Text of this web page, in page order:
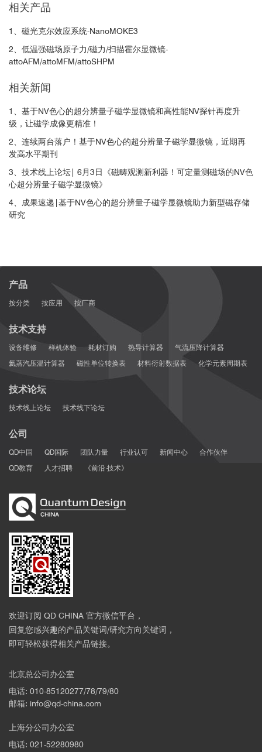
相关产品
1、磁光克尔效应系统-NanoMOKE3
2、低温强磁场原子力/磁力/扫描霍尔显微镜-
attoAFM/attoMFM/attoSHPM
相关新闻
1、基于NV色心的超分辨量子磁学显微镜和高性能NV探针再度升
级，让磁学成像更精准！
2、连续两台落户！基于NV色心的超分辨量子磁学显微镜，近期再
发高水平期刊
3、技术线上论坛| 6月3日《磁畴观测新利器！可定量测磁场的NV色
心超分辨量子磁学显微镜》
4、成果速递|基于NV色心的超分辨量子磁学显微镜助力新型磁存储
研究
产品
按分类 按应用 按厂商
技术支持
设备维修 样机体验 耗材订购 热导计算器
气流压降计算器
氦蒸汽压温计算器
磁性单位转换表 材料衍射数据表 化学元素周期表
技术论坛
技术线上论坛 技术线下论坛
公司
QD中国 QD国际 团队力量 行业认可 新闻中心
合作伙伴
QD教育
人才招聘 《前沿·技术》
欢迎订阅 QD CHINA 官方微信平台，
回复您感兴趣的产品关键词/研究方向关键词，
即可轻松获得相关产品链接。
北京总公司办公室
电话: 010-85120277/78/79/80
邮箱: info@qd-china.com
上海分公司办公室
电话: 021-52280980